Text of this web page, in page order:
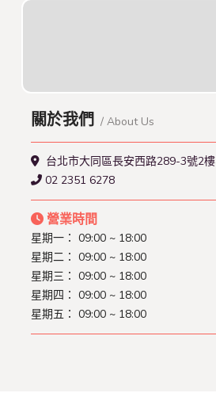
關於我們 / About Us
台北市大同區長安西路289-3號2樓
02 2351 6278
營業時間
星期一： 09:00 ~ 18:00
星期二： 09:00 ~ 18:00
星期三： 09:00 ~ 18:00
星期四： 09:00 ~ 18:00
星期五： 09:00 ~ 18:00